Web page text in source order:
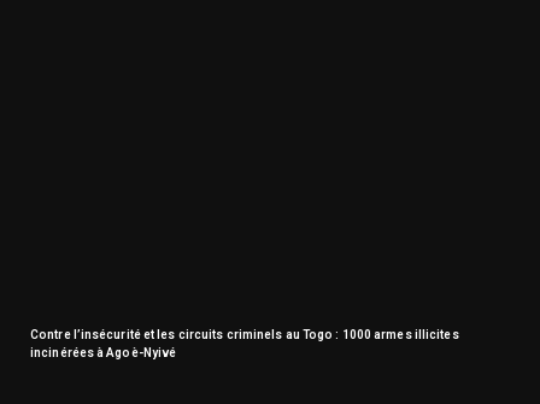
Contre l’insécurité et les circuits criminels au Togo : 1000 armes illicites
incinérées à Agoè-Nyivé